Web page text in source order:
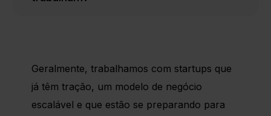
Geralmente, trabalhamos com startups que
já têm tração, um modelo de negócio
escalável e que estão se preparando para